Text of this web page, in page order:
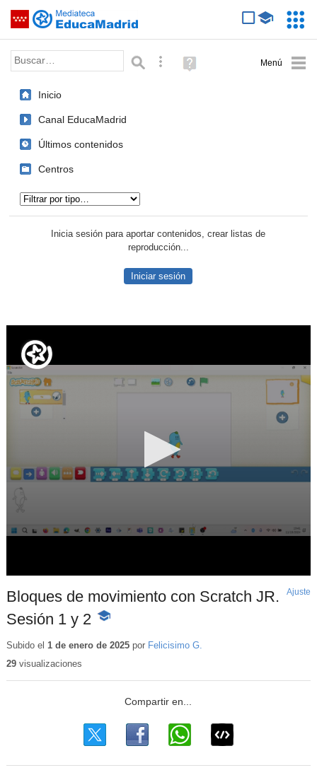
Saltar navegación
Palabra o frase: Búsqueda avanzada
Ayuda
(en
Inicio
Canal EducaMadrid
Últimos contenidos
Centros
Inicia sesión para aportar contenidos, crear listas de
reproducción...
Iniciar sesión
Bloques de movimiento con Scratch JR.
Sesión 1 y 2
-
educativo
Ajuste
Subido el 1 de enero de 2025por Felicisimo G.
29visualizaciones